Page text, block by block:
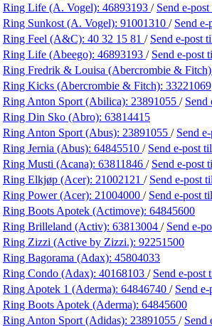
Ring Life (A. Vogel): 46893193 / Send e-post
Ring Sunkost (A. Vogel): 91001310 / Send e-
Ring Feel (A&C): 40 32 15 81 / Send e-post
Ring Life (Abeego): 46893193 / Send e-post
Ring Fredrik & Louisa (Abercrombie &
Ring Kicks (Abercrombie & Fitch): 33221069
Ring Anton Sport (Abilica): 23891055 / Send
Ring Din Sko (Abro): 63814415
Ring Anton Sport (Abus): 23891055 / Send
Ring Jernia (Abus): 64845510 / Send e-post
Ring Musti (Acana): 63811846 / Send e-post
Ring Elkjøp (Acer): 21002121 / Send e-post
Ring Power (Acer): 21004000 / Send e-post
Ring Boots Apotek (Actimove): 64845600
Ring Brilleland (Activ): 63813004 / Send e-
Ring Zizzi (Active by Zizzi.): 92251500
Ring Bagorama (Adax): 45804033
Ring Condo (Adax): 40168103 / Send e-post
Ring Apotek 1 (Aderma): 64846740 / Send e-
Ring Boots Apotek (Aderma): 64845600
Ring Anton Sport (Adidas): 23891055 / Send